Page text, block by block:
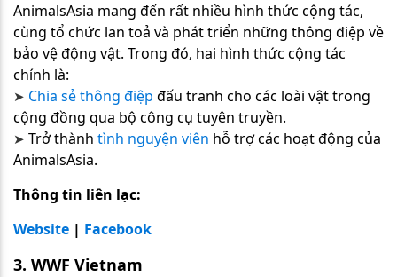
AnimalsAsia mang đến rất nhiều hình thức cộng tác,
cùng tổ chức lan toả và phát triển những thông điệp về
bảo vệ động vật. Trong đó, hai hình thức cộng tác
chính là:
➤ Chia sẻ thông điệp đấu tranh cho các loài vật trong
cộng đồng qua bộ công cụ tuyên truyền.
➤ Trở thành tình nguyện viên hỗ trợ các hoạt động của
AnimalsAsia.
Thông tin liên lạc:
Website | Facebook
3. WWF Vietnam